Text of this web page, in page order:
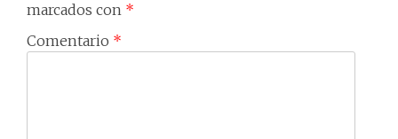
marcados con *
Comentario *